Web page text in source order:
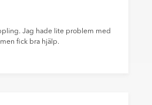
Jag hade lite problem med
fick bra hjälp.